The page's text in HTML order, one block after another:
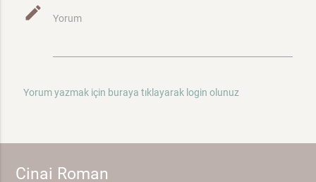
mode_edit Yorum
Yorum yazmak için buraya tıklayarak login olunuz
Cinai Roman